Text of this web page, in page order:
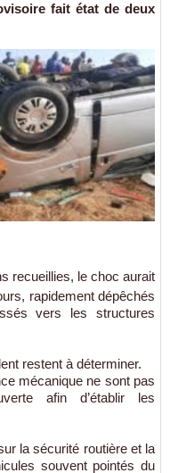
fait état de deux
recueillies, le choc aurait
rapidement dépêchés
vers les structures
restent à déterminer.
mécanique ne sont pas
afin d’établir les
la sécurité routière et la
souvent pointés du